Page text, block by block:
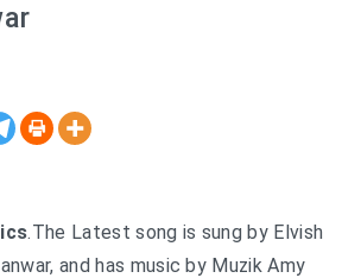
.The Latest song is sung by Elvish
and has music by Muzik Amy